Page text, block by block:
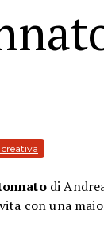
di
con una